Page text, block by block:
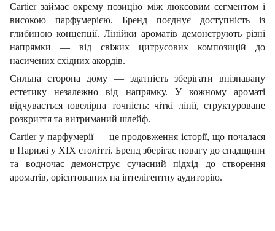
Cartier займає окрему позицію між люксовим сегментом і
високою парфумерією. Бренд поєднує доступність із
глибиною концепції. Лінійки ароматів демонструють різні
напрямки — від свіжих цитрусових композицій до
насичених східних акордів.
Сильна сторона дому — здатність зберігати впізнавану
естетику незалежно від напрямку. У кожному ароматі
відчувається ювелірна точність: чіткі лінії, структуроване
розкриття та витриманий шлейф.
Cartier у парфумерії — це продовження історії, що почалася
в Парижі у XIX столітті. Бренд зберігає повагу до спадщини
та водночас демонструє сучасний підхід до створення
ароматів, орієнтованих на інтелігентну аудиторію.